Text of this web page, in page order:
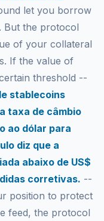
let you borrow
But the protocol
of your collateral
If the value of
threshold --
stablecoins
taxa de câmbio
ao dólar para
diz que a
abaixo de US$
corretivas. --
position to protect
feed, the protocol